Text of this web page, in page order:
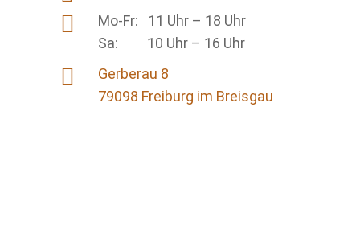
Mo-Fr: 11 Uhr – 18 Uhr
Sa: 10 Uhr – 16 Uhr
Gerberau 8
79098 Freiburg im Breisgau